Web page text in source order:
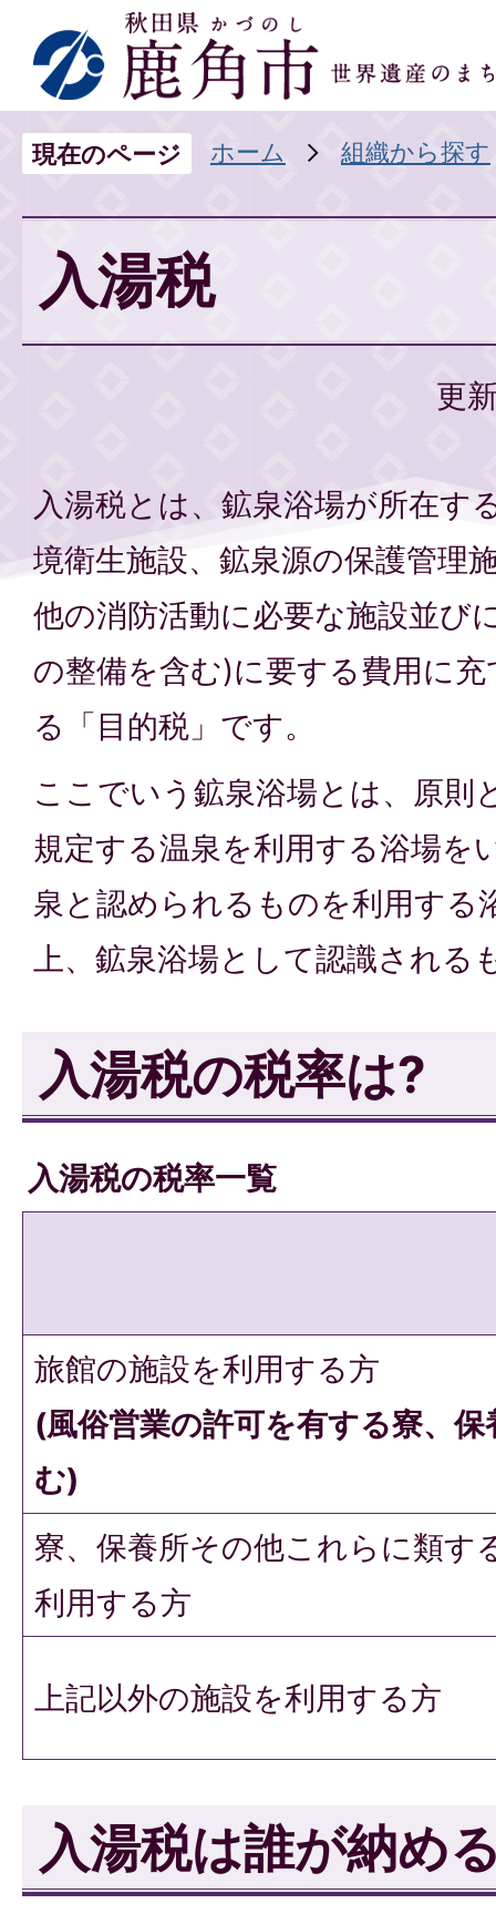
現在のページ ホーム 組織から探す
入湯税
更
入湯税とは、鉱泉浴場が所在す
境衛生施設、鉱泉源の保護管理
他の消防活動に必要な施設並び
の整備を含む)に要する費用に
る「目的税」です。
ここでいう鉱泉浴場とは、原則
規定する温泉を利用する浴場を
泉と認められるものを利用する
上、鉱泉浴場として認識される
入湯税の税率は?
入湯税の税率一覧
旅館の施設を利用する方
(風俗営業の許可を有する寮、保
む)
寮、保養所その他これらに類す
利用する方
上記以外の施設を利用する方
入湯税は誰が納め